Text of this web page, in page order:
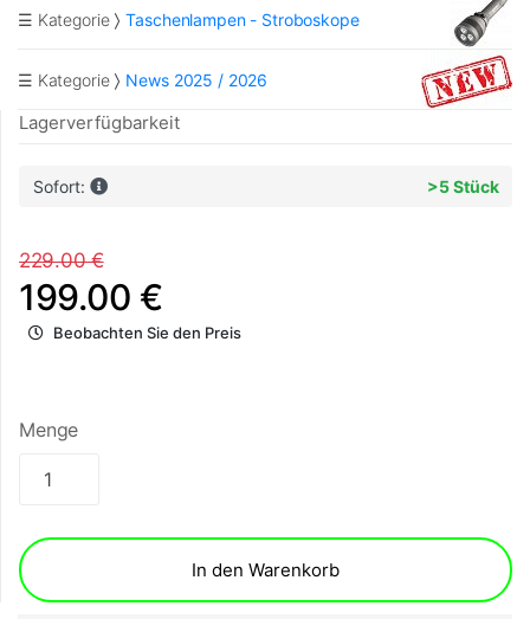
☰ Kategorie Taschenlampen - Stroboskope
☰ Kategorie News 2025 / 2026
Lagerverfügbarkeit
Sofort: >5 Stück
229.00 €
199.00 €
Beobachten Sie den Preis
Menge
In den Warenkorb